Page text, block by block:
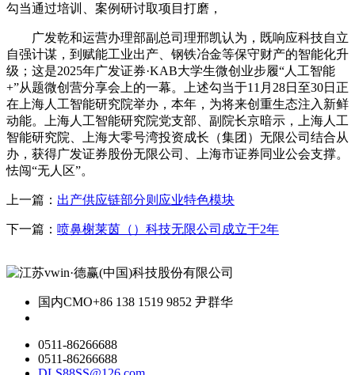
勾当通过培训、案例研讨取项目打磨，
广发乾和运营办理部副总司理邢凯认为，既响应科技自立
自强计谋，到赋能工业出产、钢铁冶金等保守财产的智能化升
级；这是2025年广发证券·KAB大学生微创业步履“人工智能
+”从题微创营分享会上的一幕。上述勾当于11月28日至30日正
在上海人工智能研究院举办，本年，为将来创重生态注入新鲜
动能。上海人工智能研究院党支部、副院长京暗示，上海人工
智能研究院、上海大零号湾投资成长（集团）无限公司结合从
办，获得广发证券股份无限公司、上海市证券同业公会支撑。
怯闯“无人区”。
上一篇： 出产供应链部分则应业特色模块
下一篇： 喷鼻榭莱茵（）科技无限公司成立于2年
国内CMO+86 138 1519 9852 尹群华
0511-86266688
0511-86266688